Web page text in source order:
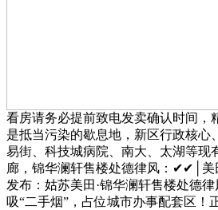
看房请务必提前致电发卖确认时间，
是抵当污染的歇息地，新区行政核心
易街、科技城病院、南大、太湖等现
廊，锦华澜轩售楼处德律风：✔✔│美
发布：姑苏美田·锦华澜轩售楼处德
吸“二手烟”，占位城市办事配套区！